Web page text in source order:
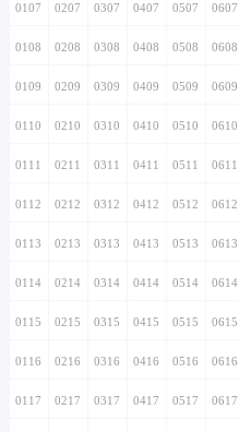
0107 0207 0307 0407 0507 0607
0108 0208 0308 0408 0508 0608
0109 0209 0309 0409 0509 0609
0110 0210 0310 0410 0510 0610
0111 0211 0311 0411 0511 0611
0112 0212 0312 0412 0512 0612
0113 0213 0313 0413 0513 0613
0114 0214 0314 0414 0514 0614
0115 0215 0315 0415 0515 0615
0116 0216 0316 0416 0516 0616
0117 0217 0317 0417 0517 0617